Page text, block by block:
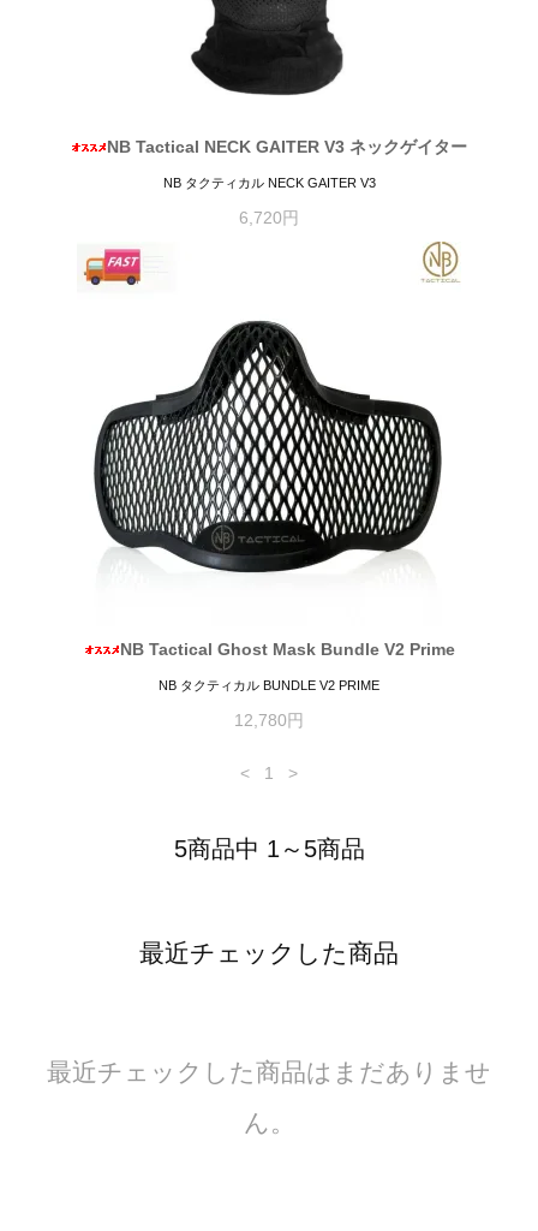
NB Tactical NECK GAITER V3 ネックゲイター
NB タクティカル NECK GAITER V3
6,720円
NB Tactical Ghost Mask Bundle V2 Prime
NB タクティカル BUNDLE V2 PRIME
12,780円
< 1 >
5商品中 1～5商品
最近チェックした商品
最近チェックした商品はまだありませ
ん。